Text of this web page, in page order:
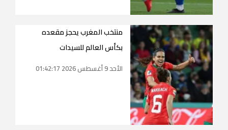
منتخب المغرب يحجز مقعده
بكأس العالم للسيدات
الأحد 9 أغسطس 2026 01:42:17